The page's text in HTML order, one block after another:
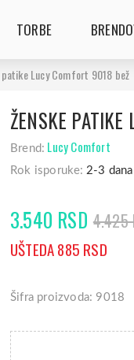
TORBE
patike Lucy Comfort 9018 bež
ŽENSKE
Brend: Lucy Comfort
Rok isporuke: 2-3 dana
3.540 RSD 4.425
UŠTEDA 885 RSD
Šifra proizvoda: 9018